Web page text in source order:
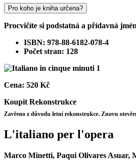
Pro koho je kniha určena?
Procvičíte si podstatná a přídavná
ISBN: 978-88-6182-078-4
Počet stran: 128
Cena: 520 Kč
Koupit Rekonstrukce
Zavřeno z důvodu letní rekonstrukce. Znovu
L'italiano per l'opera
Marco Minetti, Paqui Olivares Asuar,